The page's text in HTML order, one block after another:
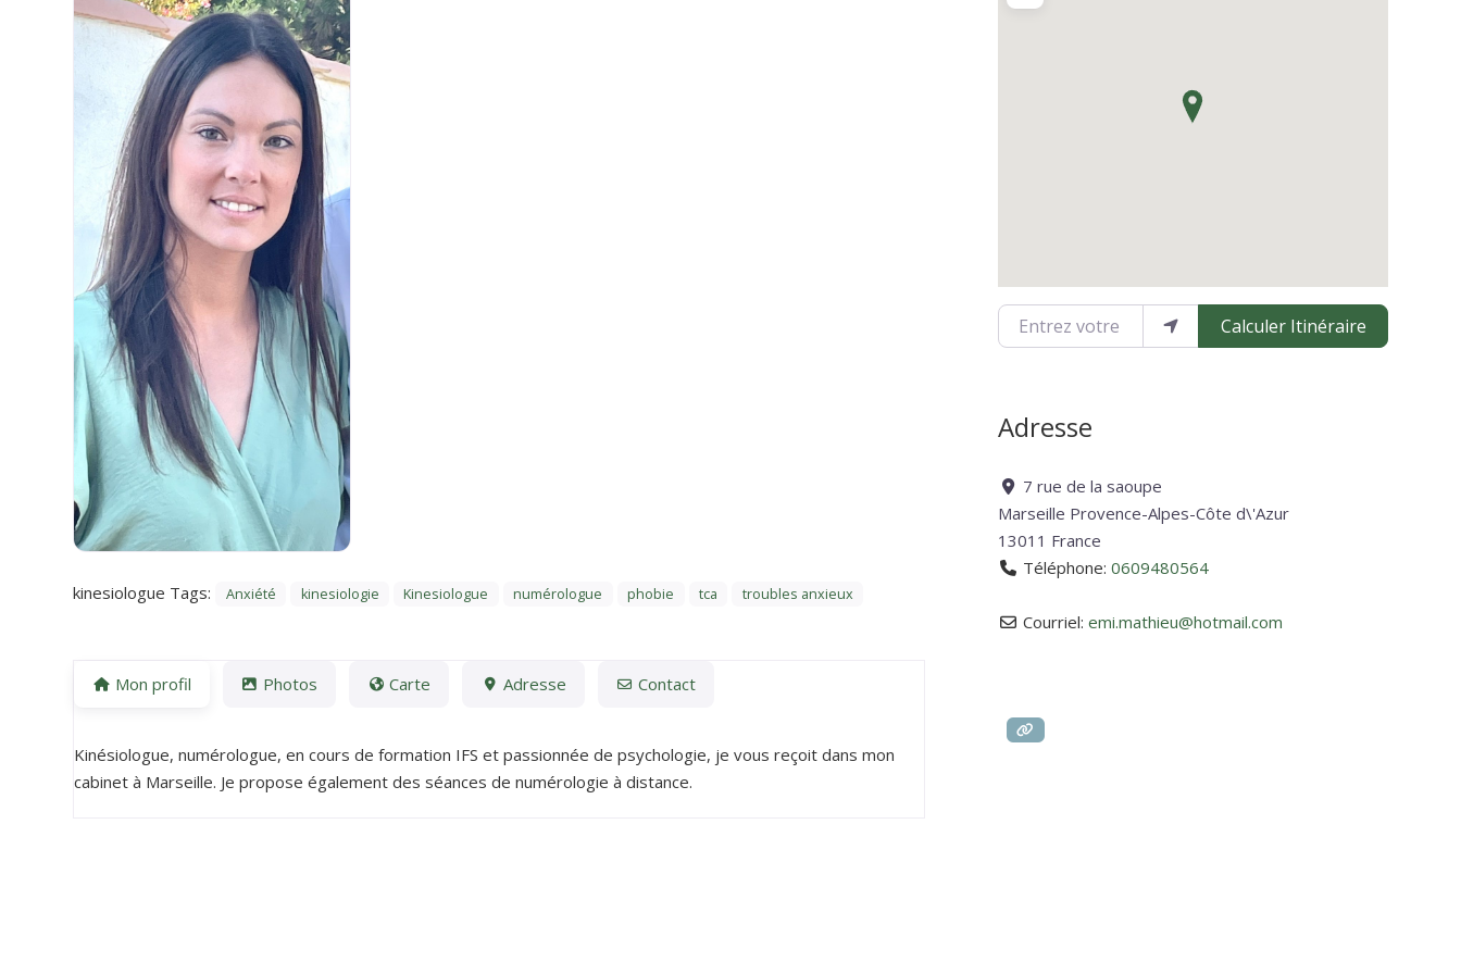
kinesiologue Tags: Anxiété kinesiologie Kinesiologue numérologue phobie tca troubles anxieux
Mon profil Photos Carte Adresse Contact
Kinésiologue, numérologue, en cours de formation IFS et passionnée de psychologie, je vous reçoit dans mon
cabinet à Marseille. Je propose également des séances de numérologie à distance.
Entrez votre emplacement Calculer Itinéraire
Adresse
7 rue de la saoupe
Marseille Provence-Alpes-Côte d\'Azur
13011 France
Téléphone:0609480564
Courriel:emi.mathieu@hotmail.com